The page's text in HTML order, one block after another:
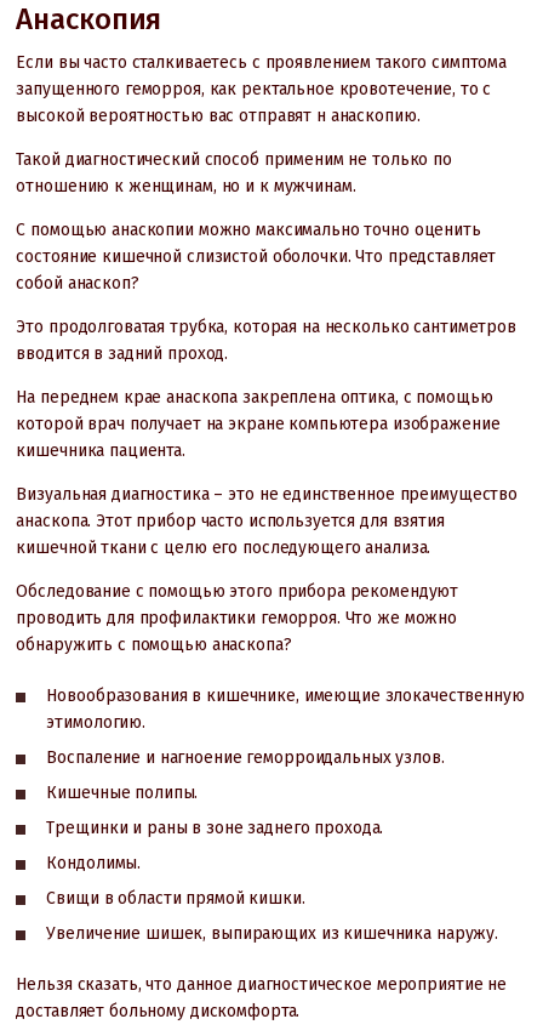
Анаскопия
Если вы часто сталкиваетесь с проявлением такого симптома
запущенного геморроя, как ректальное кровотечение, то с
высокой вероятностью вас отправят н анаскопию.
Такой диагностический способ применим не только по
отношению к женщинам, но и к мужчинам.
С помощью анаскопии можно максимально точно оценить
состояние кишечной слизистой оболочки. Что представляет
собой анаскоп?
Это продолговатая трубка, которая на несколько сантиметров
вводится в задний проход.
На переднем крае анаскопа закреплена оптика, с помощью
которой врач получает на экране компьютера изображение
кишечника пациента.
Визуальная диагностика – это не единственное преимущество
анаскопа. Этот прибор часто используется для взятия
кишечной ткани с целю его последующего анализа.
Обследование с помощью этого прибора рекомендуют
проводить для профилактики геморроя. Что же можно
обнаружить с помощью анаскопа?
Новообразования в кишечнике, имеющие злокачественную
этимологию.
Воспаление и нагноение геморроидальных узлов.
Кишечные полипы.
Трещинки и раны в зоне заднего прохода.
Кондолимы.
Свищи в области прямой кишки.
Увеличение шишек, выпирающих из кишечника наружу.
Нельзя сказать, что данное диагностическое мероприятие не
доставляет больному дискомфорта.